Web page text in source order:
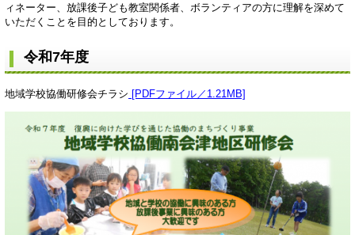
ィネーター、放課後子ども教室関係者、ボランティアの方に理解を深めて
いただくことを目的としております。
令和7年度
地域学校協働研修会チラシ [PDFファイル／1.21MB]